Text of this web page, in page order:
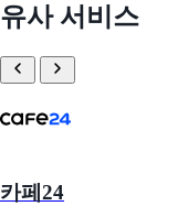
유사 서비스
카페24